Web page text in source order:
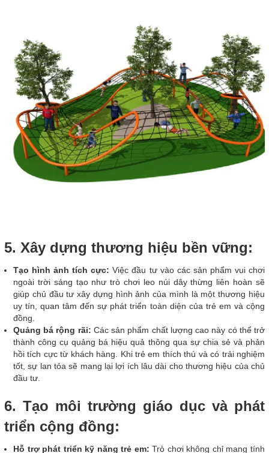
5. Xây dựng thương hiệu bền vững:
Tạo hình ảnh tích cực: Việc đầu tư vào các sản phẩm vui chơi
ngoài trời sáng tạo như trò chơi leo núi dây thừng liên hoàn sẽ
giúp chủ đầu tư xây dựng hình ảnh của mình là một thương hiệu
uy tín, quan tâm đến sự phát triển toàn diện của trẻ em và cộng
đồng.
Quảng bá rộng rãi: Các sản phẩm chất lượng cao này có thể trở
thành công cụ quảng bá hiệu quả thông qua sự chia sẻ và phản
hồi tích cực từ khách hàng. Khi trẻ em thích thú và có trải nghiệm
tốt, sự lan tỏa sẽ mang lại lợi ích lâu dài cho thương hiệu của chủ
đầu tư.
6. Tạo môi trường giáo dục và phát
triển cộng đồng:
Hỗ trợ phát triển kỹ năng trẻ em: Trò chơi không chỉ mang tính